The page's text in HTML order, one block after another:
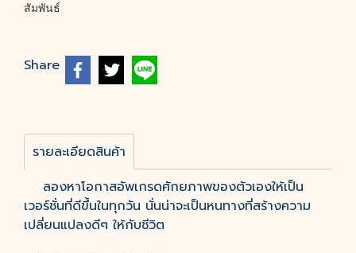
สัมพันธ์
Share
รายละเอียดสินค้า
ลองหาโอกาสอัพเกรดศักยภาพของตัวเองให้เป็น
เวอร์ชั่นที่ดีขึ้นในทุกวัน นั่นน่าจะเป็นหนทางที่สร้างความ
เปลี่ยนแปลงดีๆ ให้กับชีวิต